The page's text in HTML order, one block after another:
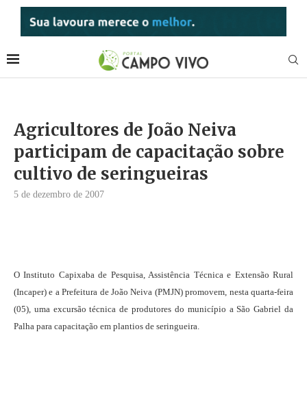
Agricultores de João Neiva
participam de capacitação sobre
cultivo de seringueiras
5 de dezembro de 2007
O Instituto Capixaba de Pesquisa, Assistência Técnica e Extensão Rural
(Incaper) e a Prefeitura de João Neiva (PMJN) promovem, nesta quarta-feira
(05), uma excursão técnica de produtores do município a São Gabriel da
Palha para capacitação em plantios de seringueira.